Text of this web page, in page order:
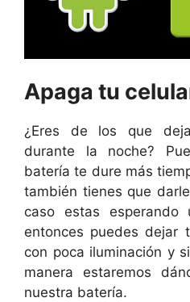
Apaga tu
¿Eres de los que
durante la noche?
batería te dure más
también tienes que
caso estas esperando
entonces puedes dejar
con poca iluminación y
manera estaremos
nuestra batería.